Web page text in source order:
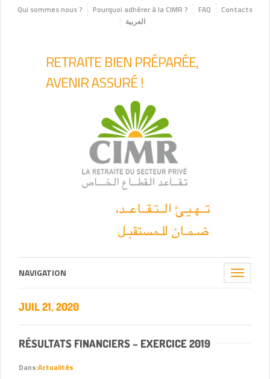
Qui sommes nous ? Pourquoi adhérer à la CIMR ? FAQ
Contacts
العربية
Toggle
NAVIGATION
JUIL 21, 2020
RÉSULTATS FINANCIERS – EXERCICE 2019
Dans:Actualités